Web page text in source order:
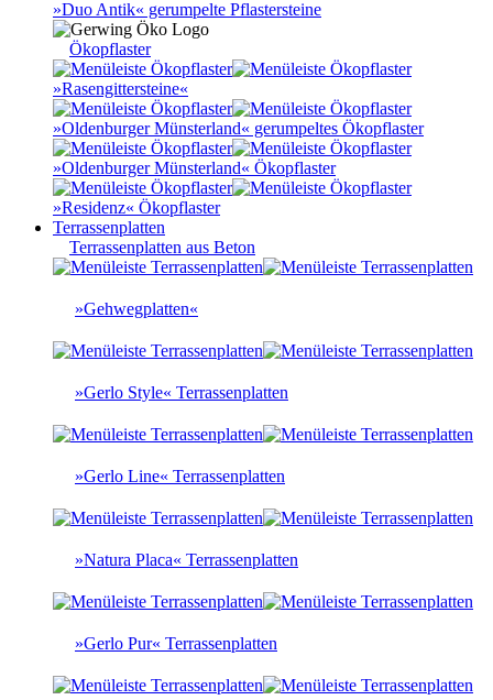
»Duo Antik« gerumpelte Pflastersteine
Ökopflaster
»Rasengittersteine«
»Oldenburger Münsterland« gerumpeltes Ökopflaster
»Oldenburger Münsterland« Ökopflaster
»Residenz« Ökopflaster
Terrassenplatten
Terrassenplatten aus Beton
»Gehwegplatten«
»Gerlo Style« Terrassenplatten
»Gerlo Line« Terrassenplatten
»Natura Placa« Terrassenplatten
»Gerlo Pur« Terrassenplatten